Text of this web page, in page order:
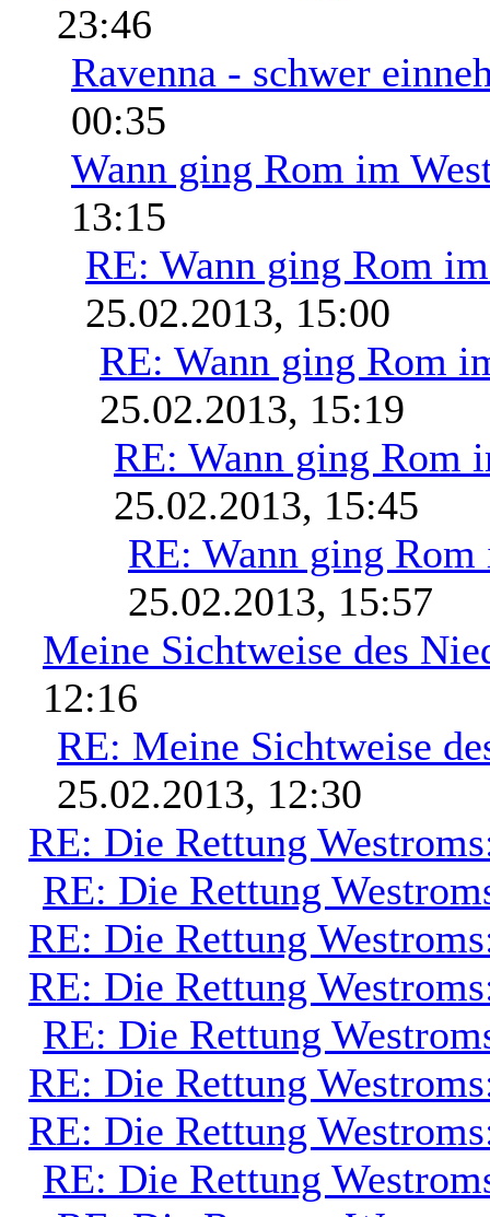
23:46
Ravenna - schwer
00:35
Wann ging Rom im
13:15
RE: Wann ging Rom
25.02.2013, 15:00
RE: Wann ging Rom
25.02.2013, 15:19
RE: Wann ging Rom
25.02.2013, 15:45
RE: Wann ging Rom
25.02.2013, 15:57
Meine Sichtweise des
12:16
RE: Meine Sichtweise
25.02.2013, 12:30
RE: Die Rettung
RE: Die Rettung
RE: Die Rettung
RE: Die Rettung
RE: Die Rettung
RE: Die Rettung
RE: Die Rettung
RE: Die Rettung